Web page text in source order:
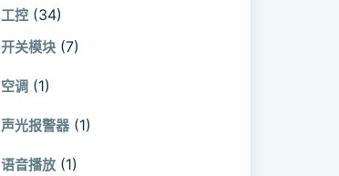
工控 (34)
开关模块 (7)
空调 (1)
声光报警器 (1)
语音播放 (1)